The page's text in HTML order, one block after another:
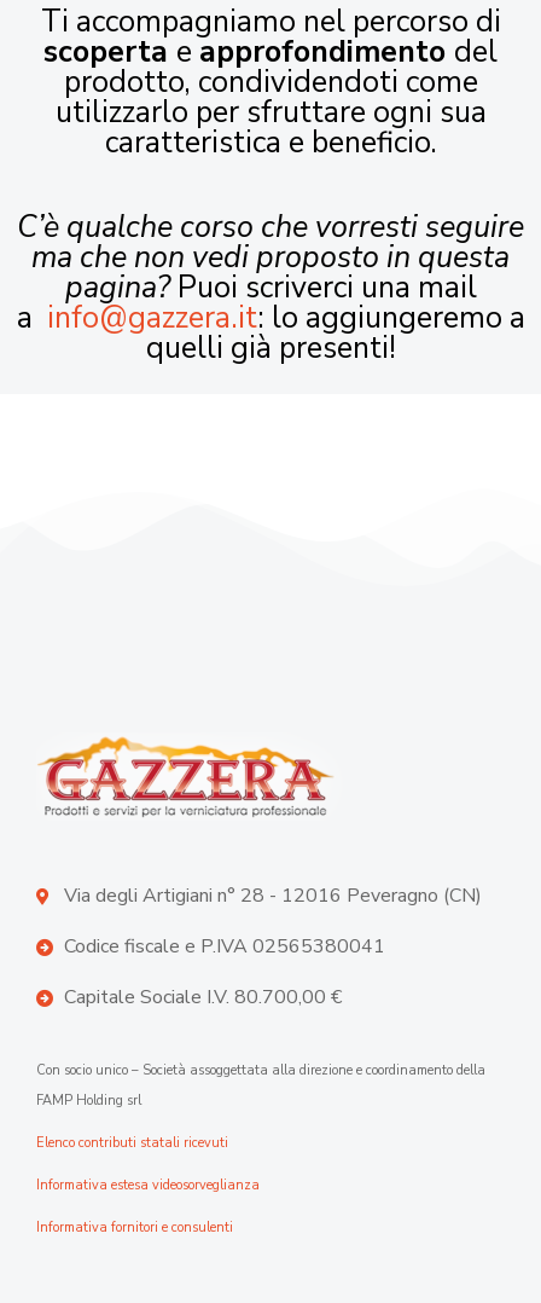
Ti accompagniamo nel percorso di
scoperta e approfondimento del
prodotto, condividendoti come
utilizzarlo per sfruttare ogni sua
caratteristica e beneficio.
C’è qualche corso che vorresti seguire
ma che non vedi proposto in questa
pagina?Puoi scriverci una mail
a info@gazzera.it: lo aggiungeremo a
quelli già presenti!
Via degli Artigiani n° 28 - 12016 Peveragno (CN)
Codice fiscale e P.IVA 02565380041
Capitale Sociale I.V. 80.700,00 €
Con socio unico – Società assoggettata alla direzione e coordinamento della
FAMP Holding srl
Elenco contributi statali ricevuti
Informativa estesa videosorveglianza
Informativa fornitori e consulenti